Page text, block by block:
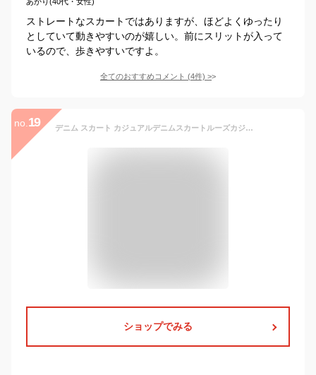
ストレートなスカートではありますが、ほどよくゆったり
としていて動きやすいのが嬉しい。前にスリットが入って
いるので、歩きやすいですよ。
全てのおすすめコメント (4件) >
no. 19 デニム スカート カジュアルデニムスカートルーズカジュアルジーンズスカート弾性ウエストロングスカート カジュアルスカート (色 : Blue, Size : XXL)
ショップでみる